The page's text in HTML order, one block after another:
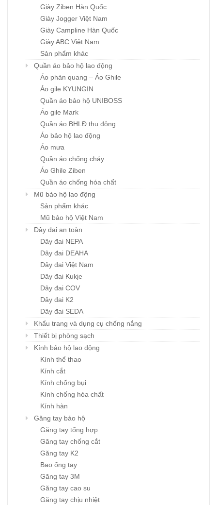
Giày Ziben Hàn Quốc
Giày Jogger Việt Nam
Giày Campline Hàn Quốc
Giày ABC Việt Nam
Sản phẩm khác
Quần áo bảo hộ lao động
Áo phản quang – Áo Ghile
Áo gile KYUNGIN
Quần áo bảo hộ UNIBOSS
Áo gile Mark
Quần áo BHLĐ thu đông
Áo bảo hộ lao động
Áo mưa
Quần áo chống cháy
Áo Ghile Ziben
Quần áo chống hóa chất
Mũ bảo hộ lao động
Sản phẩm khác
Mũ bảo hộ Việt Nam
Dây đai an toàn
Dây đai NEPA
Dây đai DEAHA
Dây đai Việt Nam
Dây đai Kukje
Dây đai COV
Dây đai K2
Dây đai SEDA
Khẩu trang và dụng cụ chống nắng
Thiết bị phòng sạch
Kính bảo hộ lao động
Kính thể thao
Kính cắt
Kính chống bụi
Kính chống hóa chất
Kính hàn
Găng tay bảo hộ
Găng tay tổng hợp
Găng tay chống cắt
Găng tay K2
Bao ống tay
Găng tay 3M
Găng tay cao su
Găng tay chịu nhiệt